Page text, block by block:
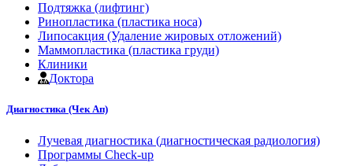
Подтяжка (лифтинг)
Ринопластика (пластика носа)
Липосакция (Удаление жировых отложений)
Маммопластика (пластика груди)
Клиники
Доктора
Диагностика (Чек Ап)
Лучевая диагностика (диагностическая радиология)
Программы Check-up